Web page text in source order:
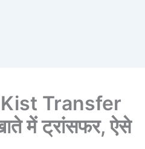
Transfer
में ट्रांसफर, ऐसे